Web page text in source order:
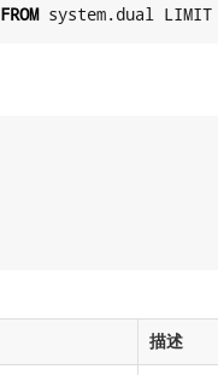
FROM system.dual LIMIT
描述